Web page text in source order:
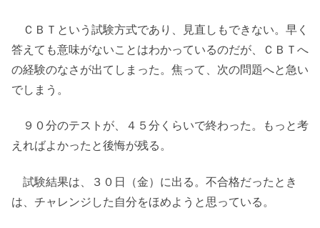
ＣＢＴという試験方式であり、見直しもできない。早く
答えても意味がないことはわかっているのだが、ＣＢＴへ
の経験のなさが出てしまった。焦って、次の問題へと急い
でしまう。
９０分のテストが、４５分くらいで終わった。もっと考
えればよかったと後悔が残る。
試験結果は、３０日（金）に出る。不合格だったとき
は、チャレンジした自分をほめようと思っている。